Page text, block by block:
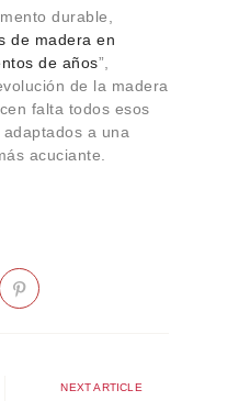
durable,
de madera en
de años”,
de la madera
falta todos esos
a una
acuciante.
Next
NEXT ARTICLE